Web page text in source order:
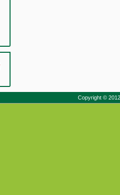
Copyright ©